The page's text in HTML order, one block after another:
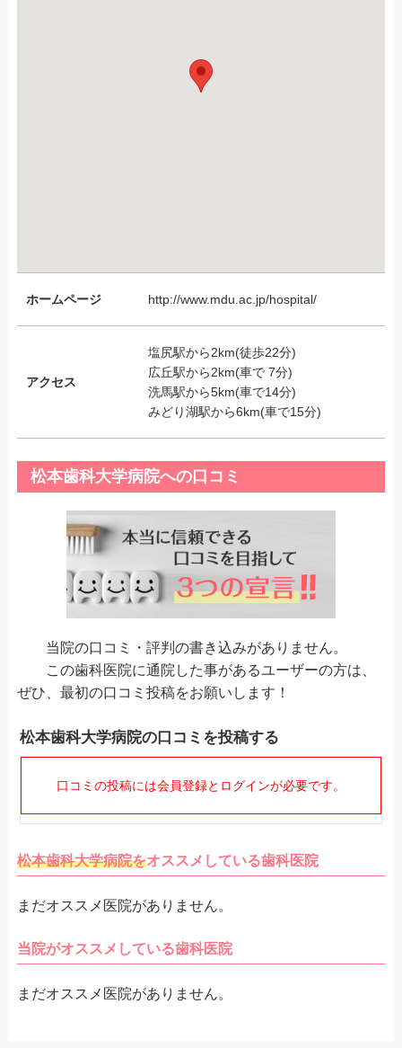
ホームページ http://www.mdu.ac.jp/hospital/
アクセス
塩尻駅から2km(徒歩22分)
広丘駅から2km(車で 7分)
洗馬駅から5km(車で14分)
みどり湖駅から6km(車で15分)
松本歯科大学病院への口コミ
当院の口コミ・評判の書き込みがありません。
この歯科医院に通院した事があるユーザーの方は、
ぜひ、最初の口コミ投稿をお願いします！
松本歯科大学病院の口コミを投稿する
口コミの投稿には会員登録とログインが必要です。
松本歯科大学病院をオススメしている歯科医院
まだオススメ医院がありません。
当院がオススメしている歯科医院
まだオススメ医院がありません。